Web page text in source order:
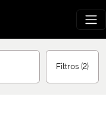
Filtros (2)